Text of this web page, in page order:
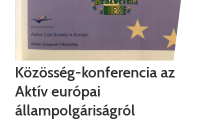
Közösség-konferencia az
Aktív európai
állampolgáriságról